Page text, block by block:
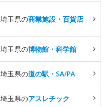
埼玉県の商業施設・百貨店
埼玉県の博物館・科学館
埼玉県の道の駅・SA/PA
埼玉県のアスレチック